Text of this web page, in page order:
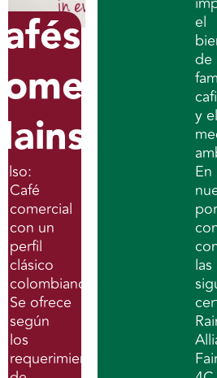
Café
comercial
con un
perfil
clásico
colombiano.
Se ofrece
según
los
requerimientos
el
de
y el
En
las